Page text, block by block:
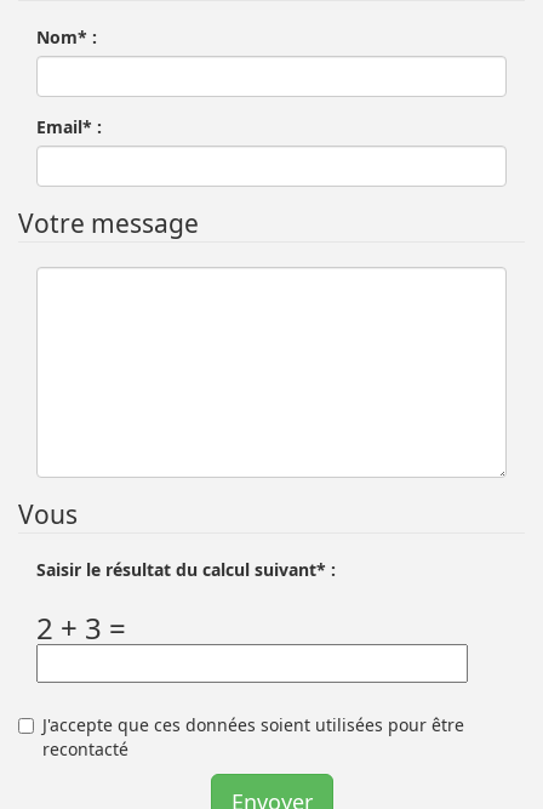
Nom* :
Email* :
Votre message
Vous
Saisir le résultat du calcul suivant* :
2 + 3 =
J'accepte que ces données soient utilisées pour être
recontacté